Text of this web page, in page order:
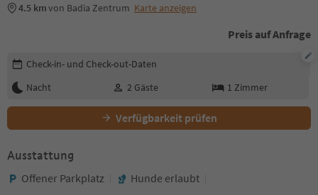
4.5 kmvon Badia Zentrum Karte anzeigen
Preis auf Anfrage
Buchungsdetails bearbeiten
Check-in- und Check-out-Daten
Nacht
2 Gäste 1 Zimmer
Verfügbarkeit prüfen
Ausstattung
Offener Parkplatz
Hunde erlaubt